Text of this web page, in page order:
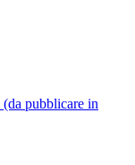
pubblicare in